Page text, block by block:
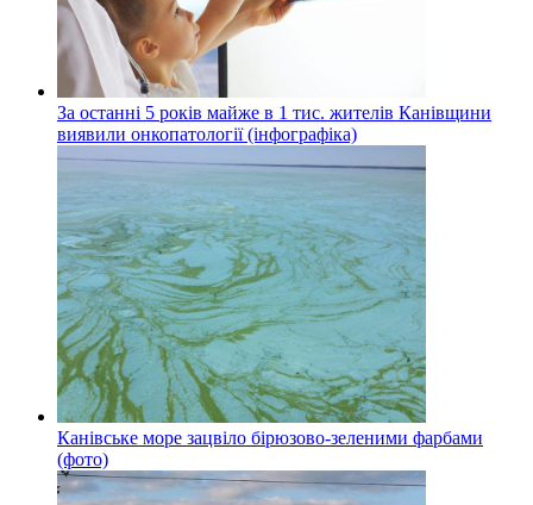
За останні 5 років майже в 1 тис. жителів Канівщини
виявили онкопатології (інфографіка)
Канівське море зацвіло бірюзово-зеленими фарбами
(фото)